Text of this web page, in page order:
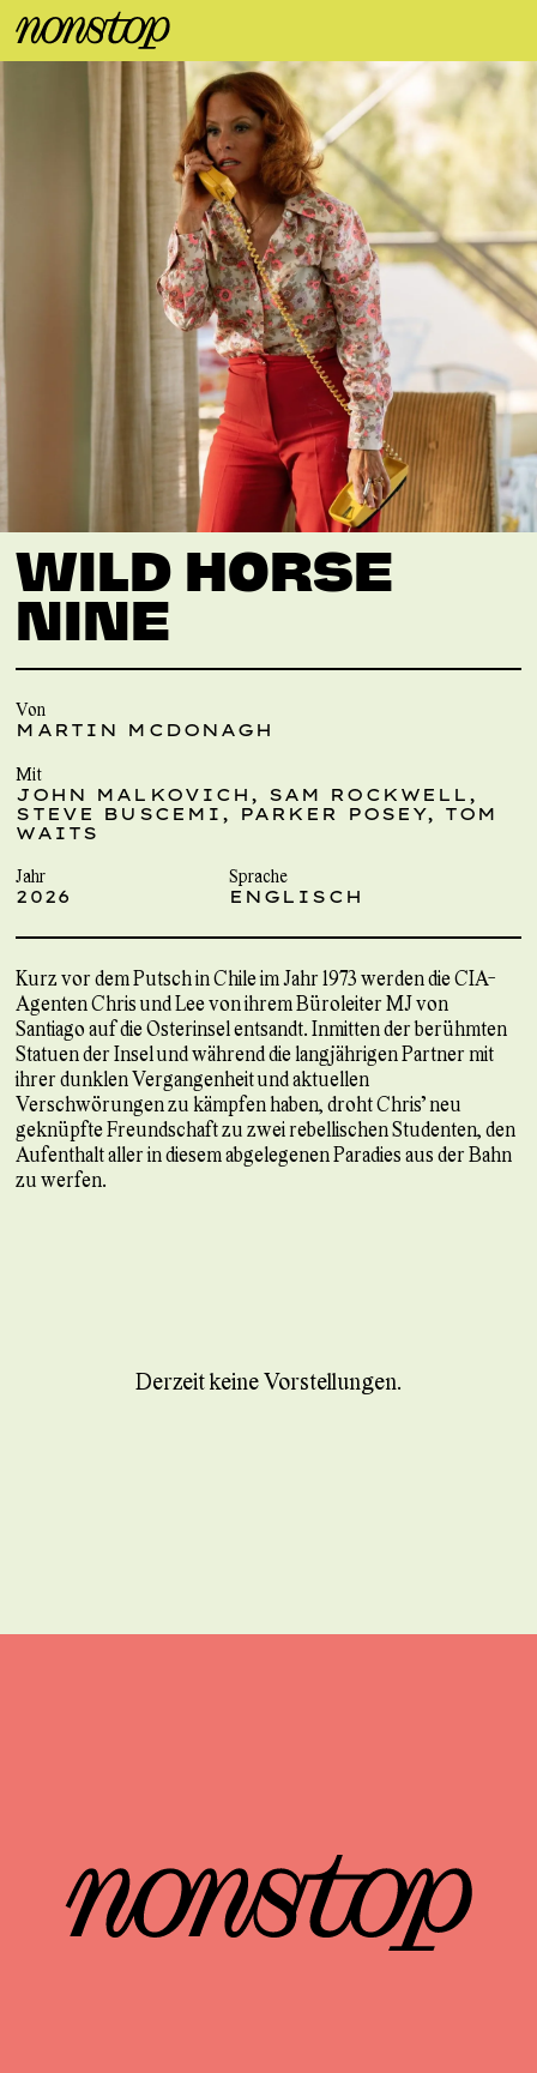
Derzeit keine Vorstellungen.
WILD HORSE
NINE
Von
MARTIN MCDONAGH
Mit
JOHN MALKOVICH, SAM ROCKWELL,
STEVE BUSCEMI, PARKER POSEY, TOM
WAITS
Jahr
2026
Sprache
ENGLISCH
Kurz vor dem Putsch in Chile im Jahr 1973 werden die CIA-
Agenten Chris und Lee von ihrem Büroleiter MJ von
Santiago auf die Osterinsel entsandt. Inmitten der berühmten
Statuen der Insel und während die langjährigen Partner mit
ihrer dunklen Vergangenheit und aktuellen
Verschwörungen zu kämpfen haben, droht Chris’ neu
geknüpfte Freundschaft zu zwei rebellischen Studenten, den
Aufenthalt aller in diesem abgelegenen Paradies aus der Bahn
zu werfen.